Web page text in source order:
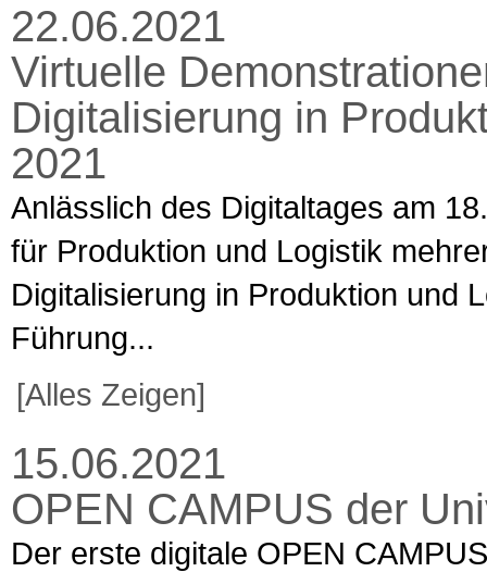
22.06.2021
Virtuelle
Digitalisierung in
2021
Anlässlich des Digitaltages am
für Produktion und Logistik
Digitalisierung in Produktion und
Führung...
[Alles Zeigen]
15.06.2021
OPEN CAMPUS der
Der erste digitale OPEN